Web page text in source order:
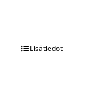
Lisätiedot